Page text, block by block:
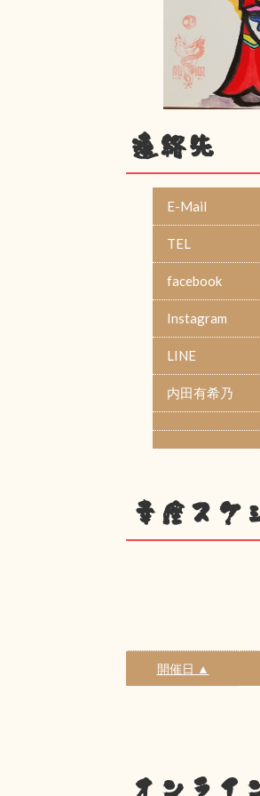
連絡先
E-Mail
TEL
facebook
Instagram
LINE
内田有希乃
幸座スケ
開催日 ▲
オンライ